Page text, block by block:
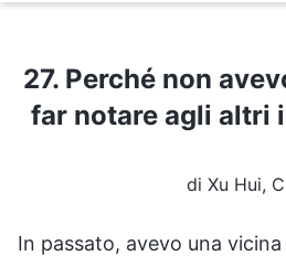
27. Perché non
far notare agli altri
di Xu Hui,
In passato, avevo una